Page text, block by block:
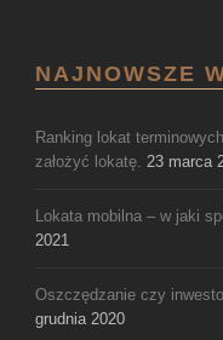
NAJNOWSZE
Ranking lokat
założyć lokatę. 23 marca
Lokata mobilna – w jaki
2021
Oszczędzanie czy
grudnia 2020